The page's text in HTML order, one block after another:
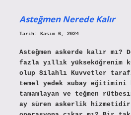
Asteğmen Nerede Kalır
Tarih: Kasım 6, 2024
Asteğmen askerde kalır mı?
fazla yıllık yükseköğrenim
olup Silahlı Kuvvetler
temel yedek subay eğitimini
tamamlayan ve teğmen
ay süren askerlik hizmetidir.